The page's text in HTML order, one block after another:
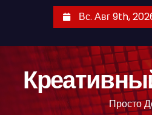
Вс. Авг 9th,
Просто